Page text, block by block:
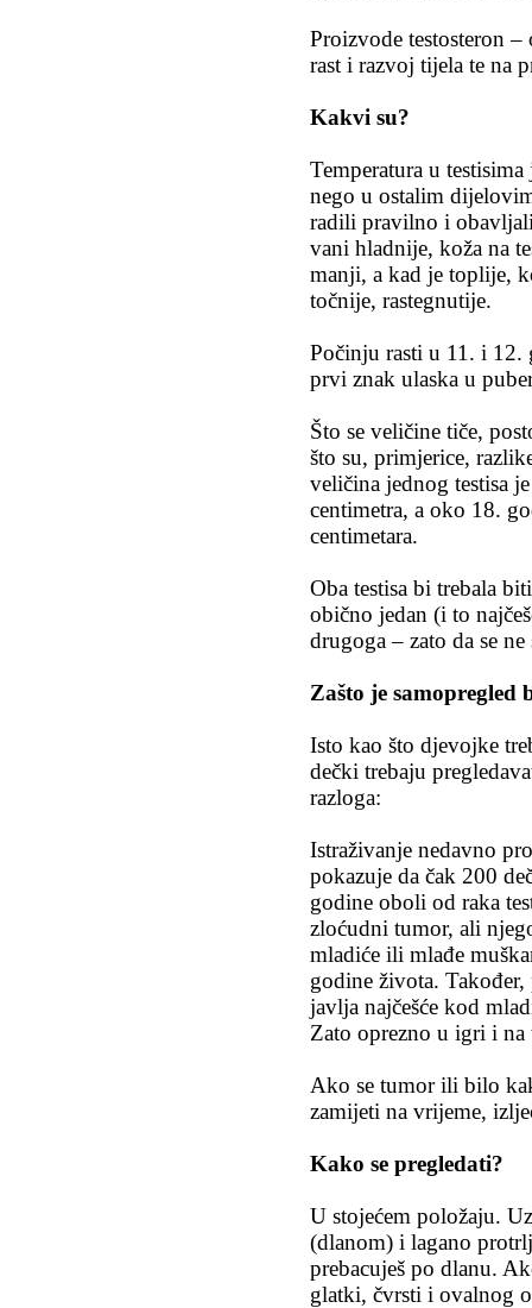
Proizvode testosteron
rast i razvoj tijela te na
Kakvi su?
Temperatura u
nego u ostalim
radili pravilno i
vani hladnije, koža na
manji, a kad je toplije,
točnije, rastegnutije.
Počinju rasti u 11. i
prvi znak ulaska u
Što se veličine tiče,
što su, primjerice,
veličina jednog testisa
centimetra, a oko 18.
centimetara.
Oba testisa bi trebala
obično jedan (i to
drugoga – zato da se
Zašto je samopregled
Isto kao što djevojke
dečki trebaju
razloga:
Istraživanje nedavno
pokazuje da čak 200
godine oboli od raka
zloćudni tumor, ali
mladiće ili mlađe
godine života. Također,
javlja najčešće kod
Zato oprezno u igri i na
Ako se tumor ili bilo
zamijeti na vrijeme,
Kako se pregledati?
U stojećem položaju.
(dlanom) i lagano
prebacuješ po dlanu.
glatki, čvrsti i ovalnog